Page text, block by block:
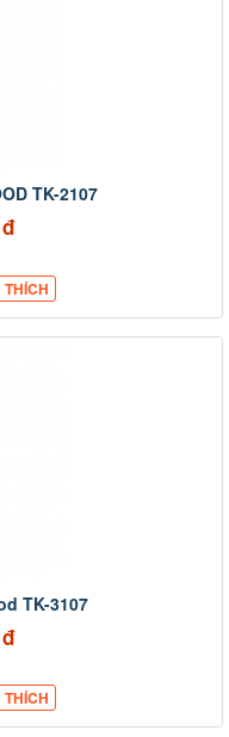
TK-2107
THÍCH
TK-3107
THÍCH